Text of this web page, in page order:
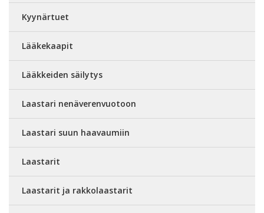
Kyynärtuet
Lääkekaapit
Lääkkeiden säilytys
Laastari nenäverenvuotoon
Laastari suun haavaumiin
Laastarit
Laastarit ja rakkolaastarit